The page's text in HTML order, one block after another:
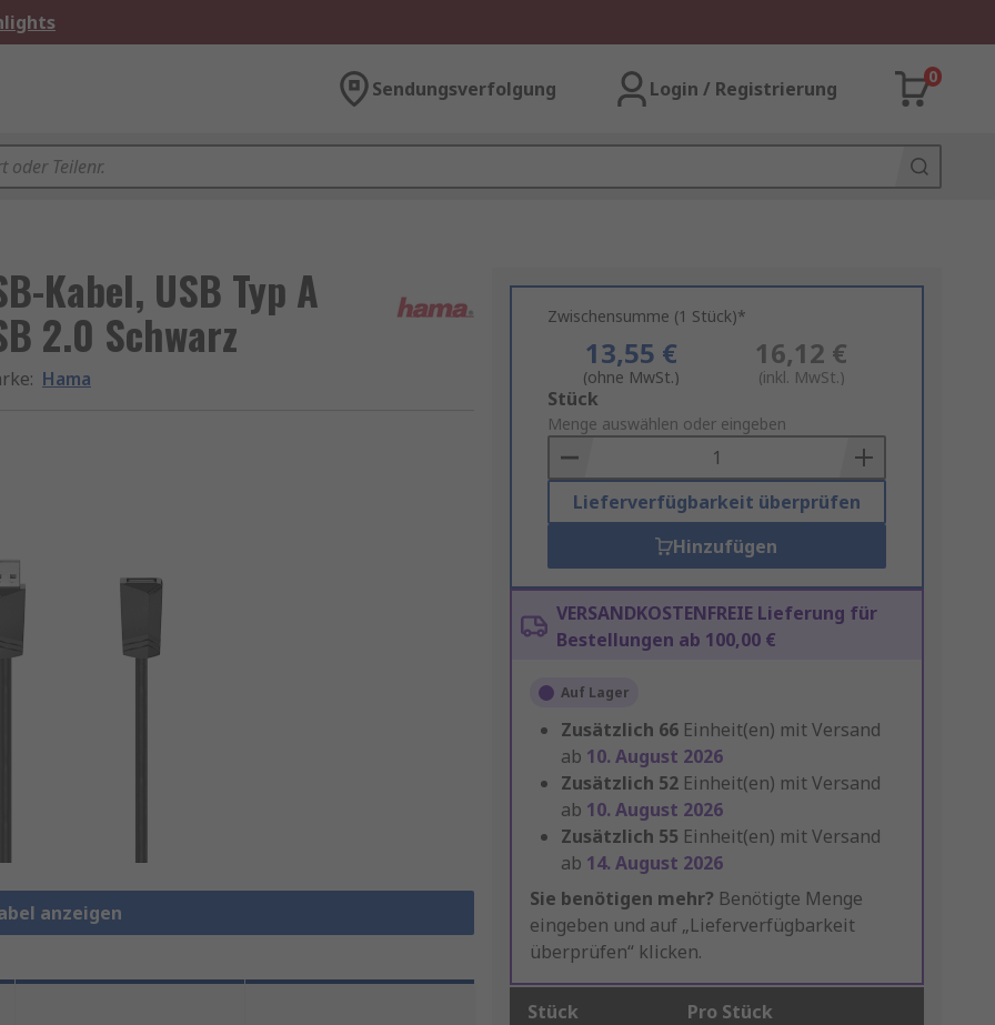
Sendungsverfolgung Login / Registrierung
0
Kabel, USB Typ A
2.0 Schwarz
: Hama
anzeigen
Zwischensumme (1 Stück)*
13,55 €
(ohne MwSt.)
16,12 €
(inkl. MwSt.)
Add
to
Basket
Stück
Menge auswählen oder eingeben
Lieferverfügbarkeit überprüfen
Hinzufügen
VERSANDKOSTENFREIE Lieferung für
Bestellungen ab 100,00 €
Auf Lager
Zusätzlich 66 Einheit(en) mit Versand
ab 10. August 2026
Zusätzlich 52 Einheit(en) mit Versand
ab 10. August 2026
Zusätzlich 55 Einheit(en) mit Versand
ab 14. August 2026
Sie benötigen mehr? Benötigte Menge
eingeben und auf „Lieferverfügbarkeit
überprüfen“ klicken.
Stück Pro Stück